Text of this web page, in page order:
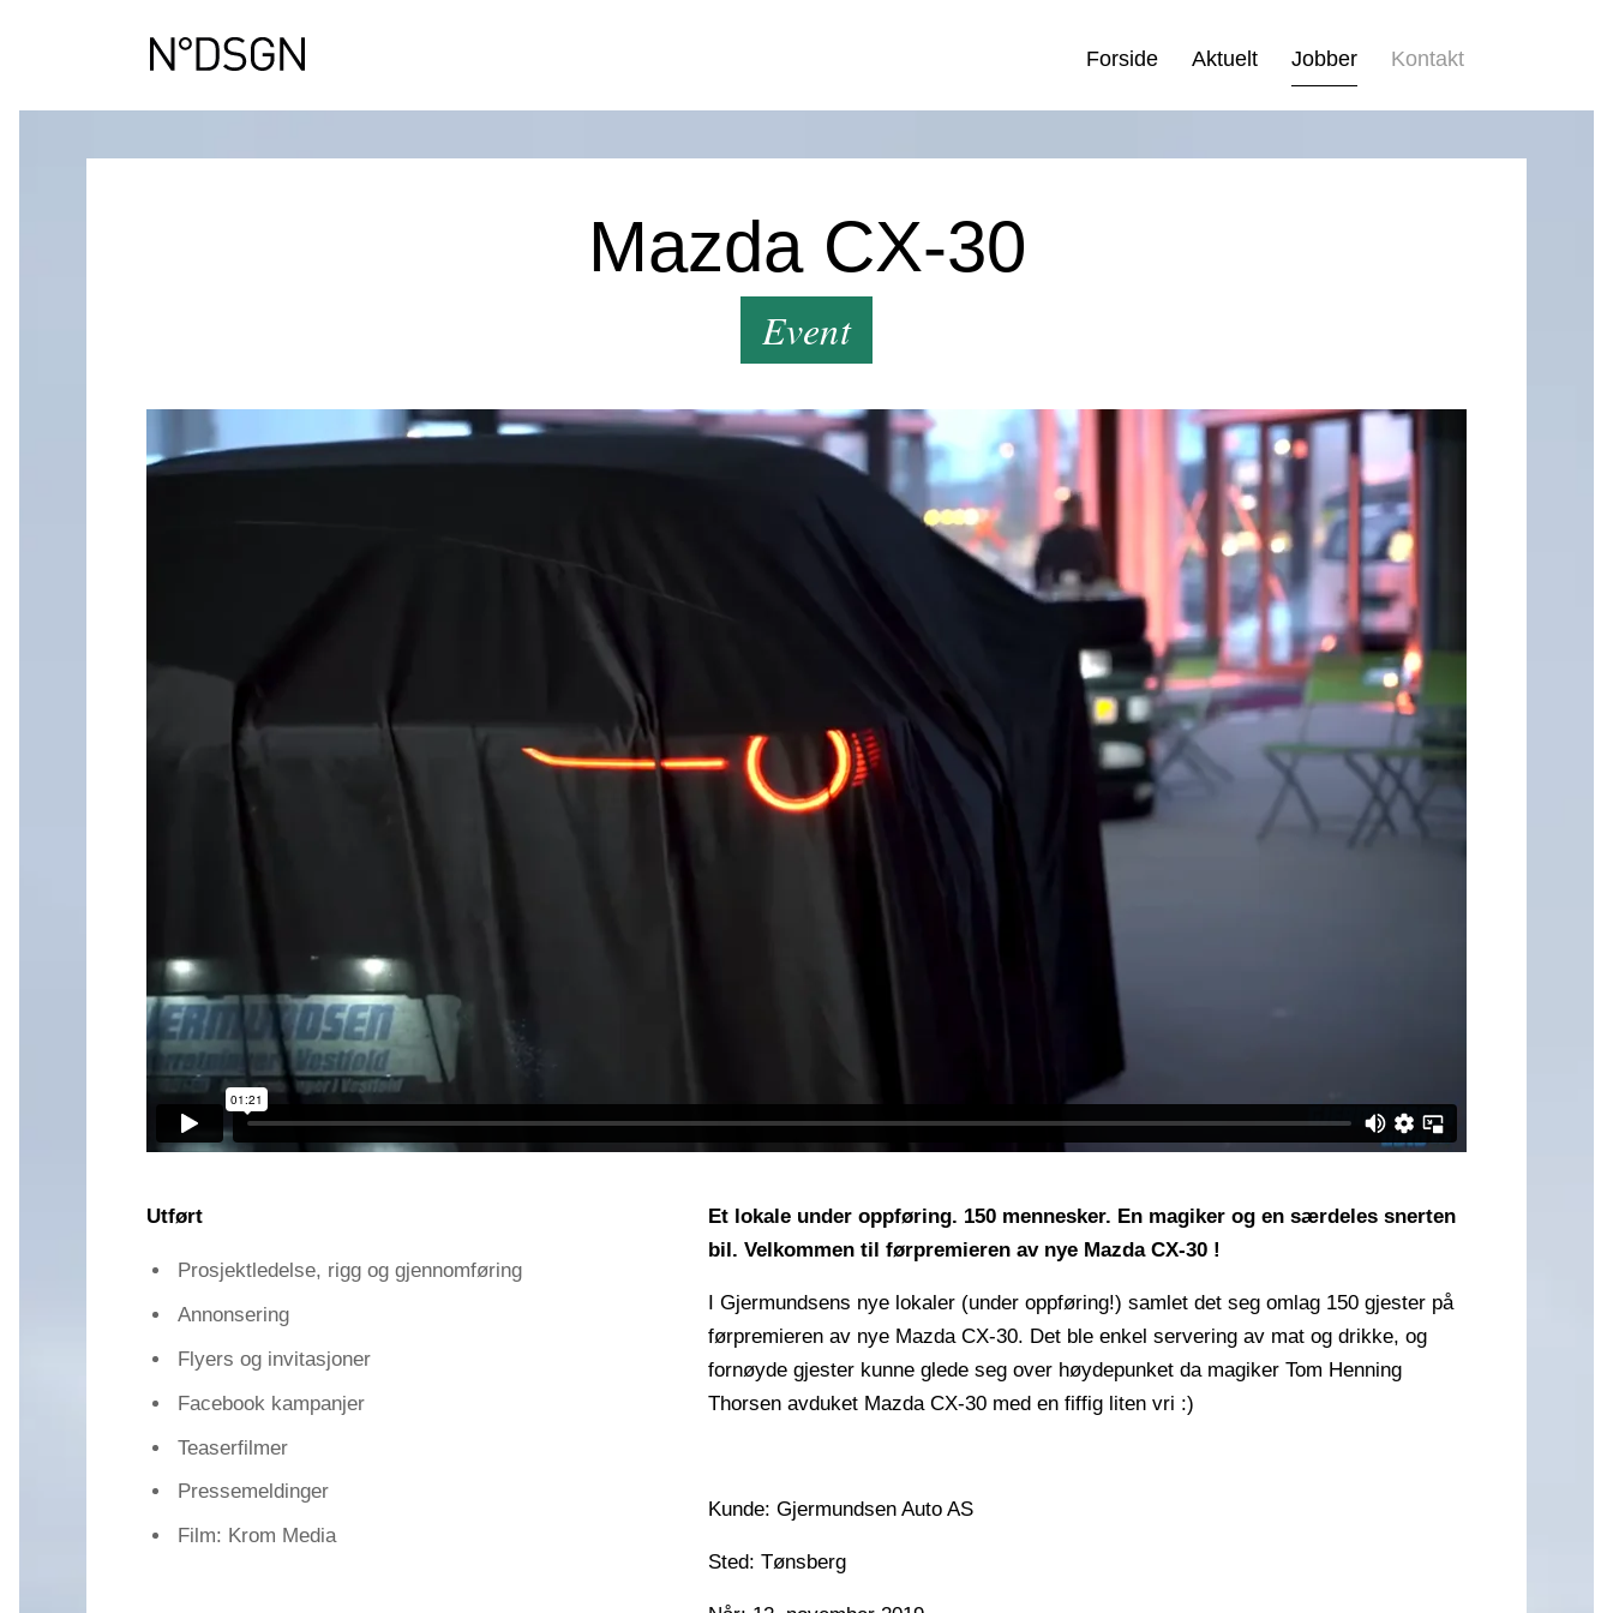
Forside Aktuelt Jobber Kontakt
Mazda CX-30
Event
Utført
Prosjektledelse, rigg og gjennomføring
Annonsering
Flyers og invitasjoner
Facebook kampanjer
Teaserfilmer
Pressemeldinger
Film: Krom Media
Et lokale under oppføring. 150 mennesker. En magiker og en særdeles snerten
bil. Velkommen til førpremieren av nye Mazda CX-30 !
I Gjermundsens nye lokaler (under oppføring!) samlet det seg omlag 150 gjester på
førpremieren av nye Mazda CX-30. Det ble enkel servering av mat og drikke, og
fornøyde gjester kunne glede seg over høydepunket da magiker Tom Henning
Thorsen avduket Mazda CX-30 med en fiffig liten vri :)
Kunde: Gjermundsen Auto AS
Sted: Tønsberg